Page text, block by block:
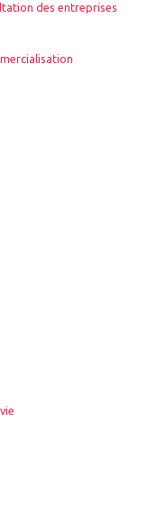
des entreprises